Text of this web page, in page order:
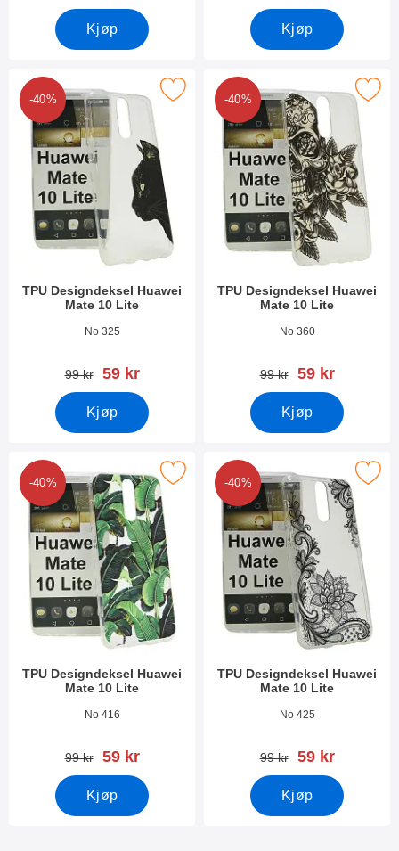
Kjøp Kjøp
-40%
TPU Designdeksel Huawei
Mate 10 Lite
Varenummer 25471
No 325
gammel pris
99 kr ny pris
59 kr
Kjøp
tPU Designdeksel Huawei Mate 10 Lite som favoritt
-40%
TPU Designdeksel Huawei
Mate 10 Lite
Varenummer 25469
No 360
gammel pris
99 kr ny pris
59 kr
Kjøp
Merk tPU Designdeksel Huawei
-40%
TPU Designdeksel Huawei
Mate 10 Lite
Varenummer 25468
No 416
gammel pris
99 kr ny pris
59 kr
Kjøp
tPU Designdeksel Huawei Mate 10 Lite som favoritt
-40%
TPU Designdeksel Huawei
Mate 10 Lite
Varenummer 25309
No 425
gammel pris
99 kr ny pris
59 kr
Kjøp
Merk tPU Designdeksel Huawei